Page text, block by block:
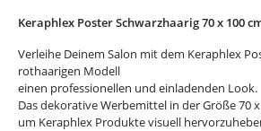
Keraphlex Poster Schwarzhaarig 70 x 100
Verleihe Deinem Salon mit dem Keraphlex
rothaarigen Modell
einen professionellen und einladenden Look.
Das dekorative Werbemittel in der Größe 70
um Keraphlex Produkte visuell